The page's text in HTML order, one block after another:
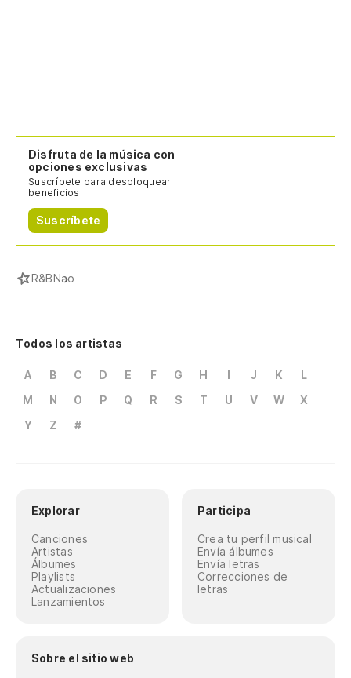
Disfruta de la música con
opciones exclusivas
Suscríbete para desbloquear
beneficios.
Suscríbete
R&BNao
Todos los artistas
A B C D E F G H I J K
L
M
N O P Q R S T U V W
X
Y
Z #
Explorar
Canciones
Artistas
Álbumes
Playlists
Actualizaciones
Lanzamientos
Participa
Crea tu perfil musical
Envía álbumes
Envía letras
Correcciones de
letras
Sobre el sitio web